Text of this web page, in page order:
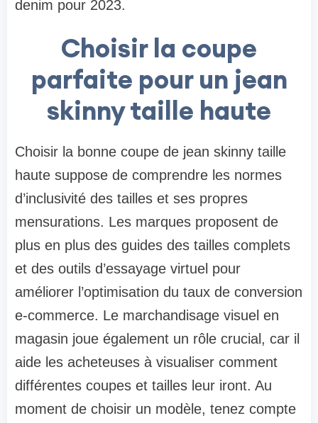
denim pour 2023.
Choisir la coupe
parfaite pour un jean
skinny taille haute
Choisir la bonne coupe de jean skinny taille
haute suppose de comprendre les normes
d’inclusivité des tailles et ses propres
mensurations. Les marques proposent de
plus en plus des guides des tailles complets
et des outils d’essayage virtuel pour
améliorer l’optimisation du taux de conversion
e-commerce. Le marchandisage visuel en
magasin joue également un rôle crucial, car il
aide les acheteuses à visualiser comment
différentes coupes et tailles leur iront. Au
moment de choisir un modèle, tenez compte